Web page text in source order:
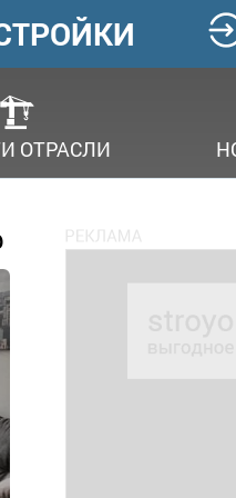
ОТРАСЛИ